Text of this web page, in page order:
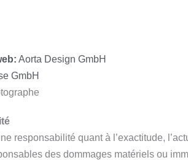
Aorta Design GmbH
GmbH
responsabilité quant à l’exactitude,
des dommages matériels ou